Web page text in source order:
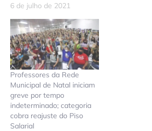
6 de julho de 2021
Professores da Rede
Municipal de Natal iniciam
greve por tempo
indeterminado; categoria
cobra reajuste do Piso
Salarial